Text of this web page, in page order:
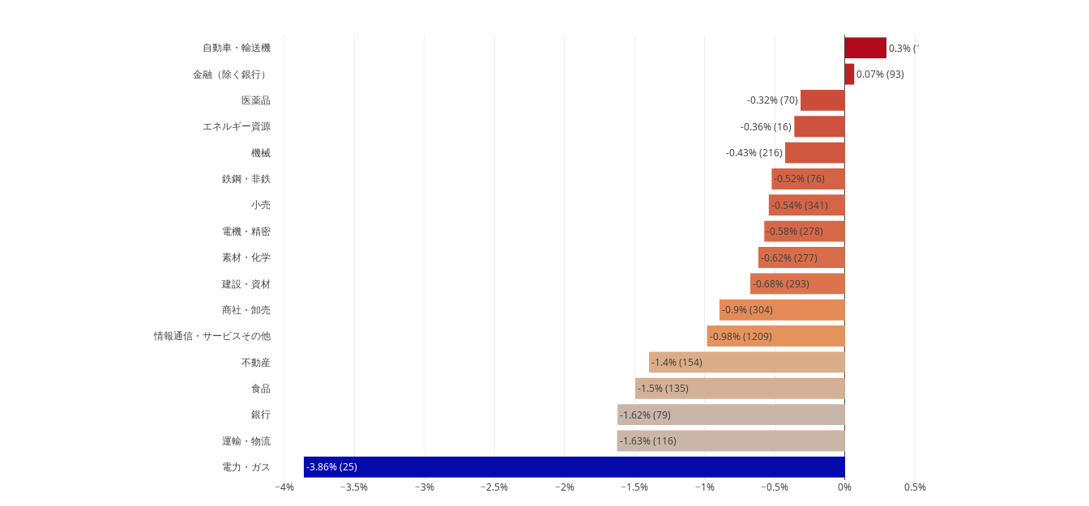
-3.86% (25)
-1.63% (116)
-1.62% (79)
-1.5% (135)
-1.4% (154)
-0.98% (1209)
-0.9% (304)
-0.68% (293)
-0.62% (277)
-0.58% (278)
-0.54% (341)
-0.52% (76)
-0.43% (216)
-0.36% (16)
-0.32% (70)
0.07% (93)
0.3% (103)
−4% −3.5% −3% −2.5% −2% −1.5% −1% −0.5% 0% 0.5%
電力・ガス
運輸・物流
銀行
食品
不動産
情報通信・サービスその他
商社・卸売
建設・資材
素材・化学
電機・精密
小売
鉄鋼・非鉄
機械
エネルギー資源
医薬品
金融（除く銀行）
自動車・輸送機